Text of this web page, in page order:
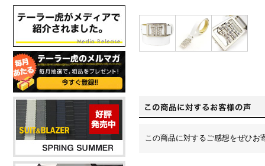
この商品に対するご感想をぜひお